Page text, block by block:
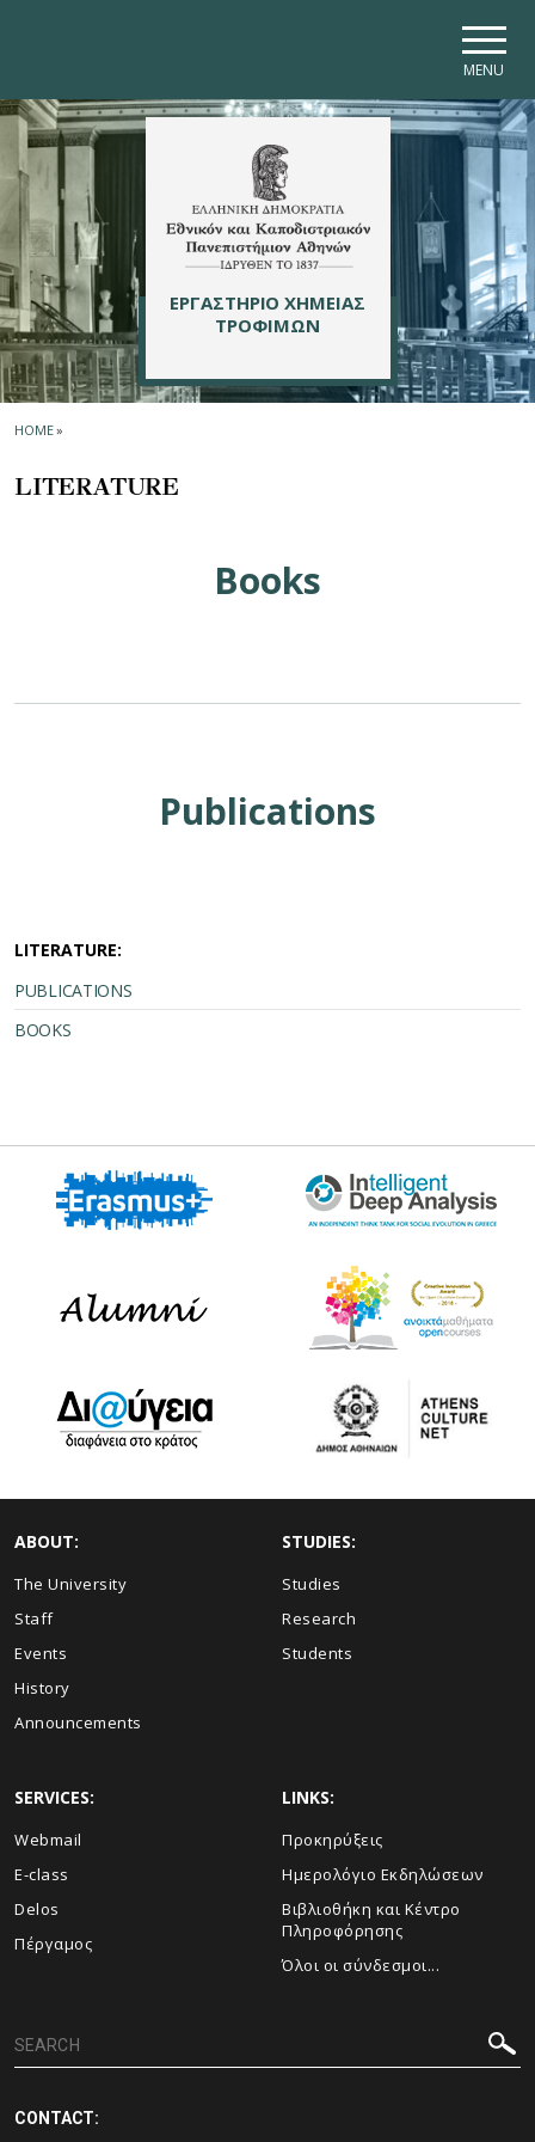
MENU
ΕΡΓΑΣΤΗΡΙΟ ΧΗΜΕΙΑΣ
ΤΡΟΦΙΜΩΝ
HOME»
LITERATURE
Books
Publications
LITERATURE:
PUBLICATIONS
BOOKS
ABOUT:
The University
Staff
Events
History
Announcements
STUDIES:
Studies
Research
Students
SERVICES:
Webmail
E-class
Delos
Πέργαμος
LINKS:
Προκηρύξεις
Ημερολόγιο Εκδηλώσεων
Βιβλιοθήκη και Κέντρο
Πληροφόρησης
Όλοι οι σύνδεσμοι...
CONTACT: